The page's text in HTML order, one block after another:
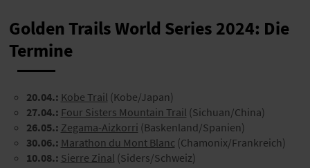
Golden Trails World Series 2024: Die
Termine
20.04.: Kobe Trail (Kobe/Japan)
27.04.: Four Sisters Mountain Trail (Sichuan/China)
26.05.: Zegama-Aizkorri (Baskenland/Spanien)
30.06.: Marathon du Mont Blanc (Chamonix/Frankreich)
10.08.: Sierre Zinal (Siders/Schweiz)